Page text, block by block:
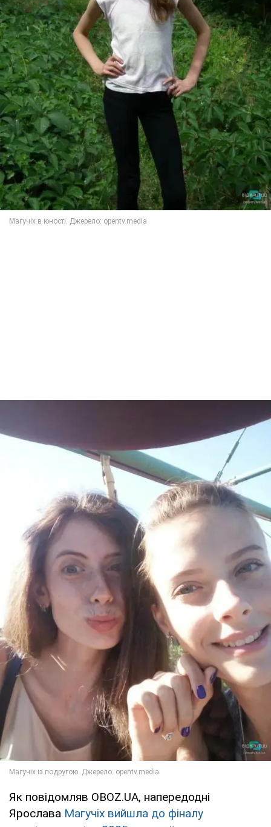
Як повідомляв OBOZ.UA, напередодні
Ярослава Магучіх вийшла до фіналу